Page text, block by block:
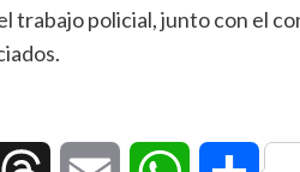
trabajo policial, junto con el